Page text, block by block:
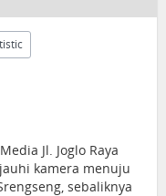
Jl. Joglo Raya
kamera menuju
sebaliknya